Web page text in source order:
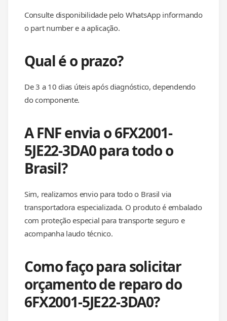
Consulte disponibilidade pelo WhatsApp informando
o part number e a aplicação.
Qual é o prazo?
De 3 a 10 dias úteis após diagnóstico, dependendo
do componente.
A FNF envia o 6FX2001-
5JE22-3DA0 para todo o
Brasil?
Sim, realizamos envio para todo o Brasil via
transportadora especializada. O produto é embalado
com proteção especial para transporte seguro e
acompanha laudo técnico.
Como faço para solicitar
orçamento de reparo do
6FX2001-5JE22-3DA0?